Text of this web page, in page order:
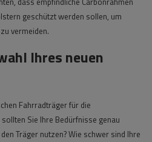
geschützt werden sollen, um
vermeiden.
Ihres neuen
Fahrradträger für die
Sie Ihre Bedürfnisse genau
Träger nutzen? Wie schwer sind Ihre